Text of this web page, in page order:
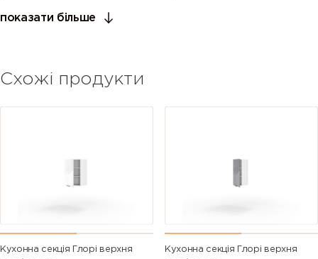
показати більше
Схожі продукти
Кухонна секція Глорі верхня
Кухонна секція Глорі верхня